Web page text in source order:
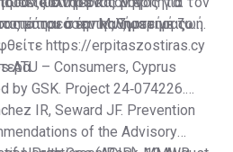
ο έρπης ζωστήρας.
του στην καθημερινή ζωή.
επηρεάσει. Μιλήστε με το
https://erpitaszostiras.cy
ATU – Consumers, Cyprus
by GSK. Project 24‑074226.
IR, Seward JF. Prevention
of the Advisory